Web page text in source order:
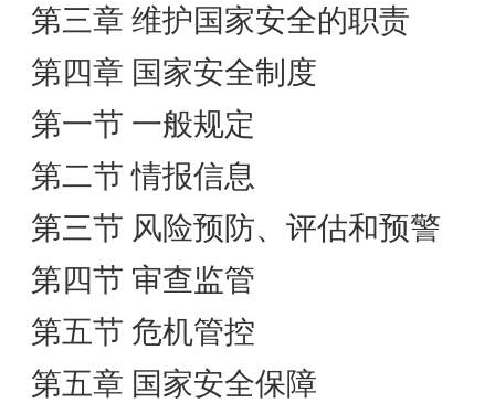
第三章 维护国家安全的职责
第四章 国家安全制度
第一节 一般规定
第二节 情报信息
第三节 风险预防、评估和预警
第四节 审查监管
第五节 危机管控
第五章 国家安全保障